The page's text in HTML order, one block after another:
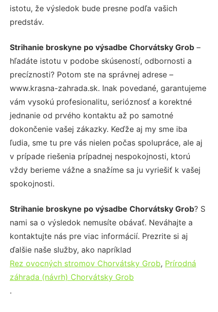
istotu, že výsledok bude presne podľa vašich
predstáv.
Strihanie broskyne po výsadbe Chorvátsky Grob –
hľadáte istotu v podobe skúseností, odbornosti a
precíznosti? Potom ste na správnej adrese –
www.krasna-zahrada.sk. Inak povedané, garantujeme
vám vysokú profesionalitu, serióznosť a korektné
jednanie od prvého kontaktu až po samotné
dokončenie vašej zákazky. Keďže aj my sme iba
ľudia, sme tu pre vás nielen počas spolupráce, ale aj
v prípade riešenia prípadnej nespokojnosti, ktorú
vždy berieme vážne a snažíme sa ju vyriešiť k vašej
spokojnosti.
Strihanie broskyne po výsadbe Chorvátsky Grob? S
nami sa o výsledok nemusíte obávať. Neváhajte a
kontaktujte nás pre viac informácií. Prezrite si aj
ďalšie naše služby, ako napríklad
Rez ovocných stromov Chorvátsky Grob, Prírodná
záhrada (návrh) Chorvátsky Grob
.